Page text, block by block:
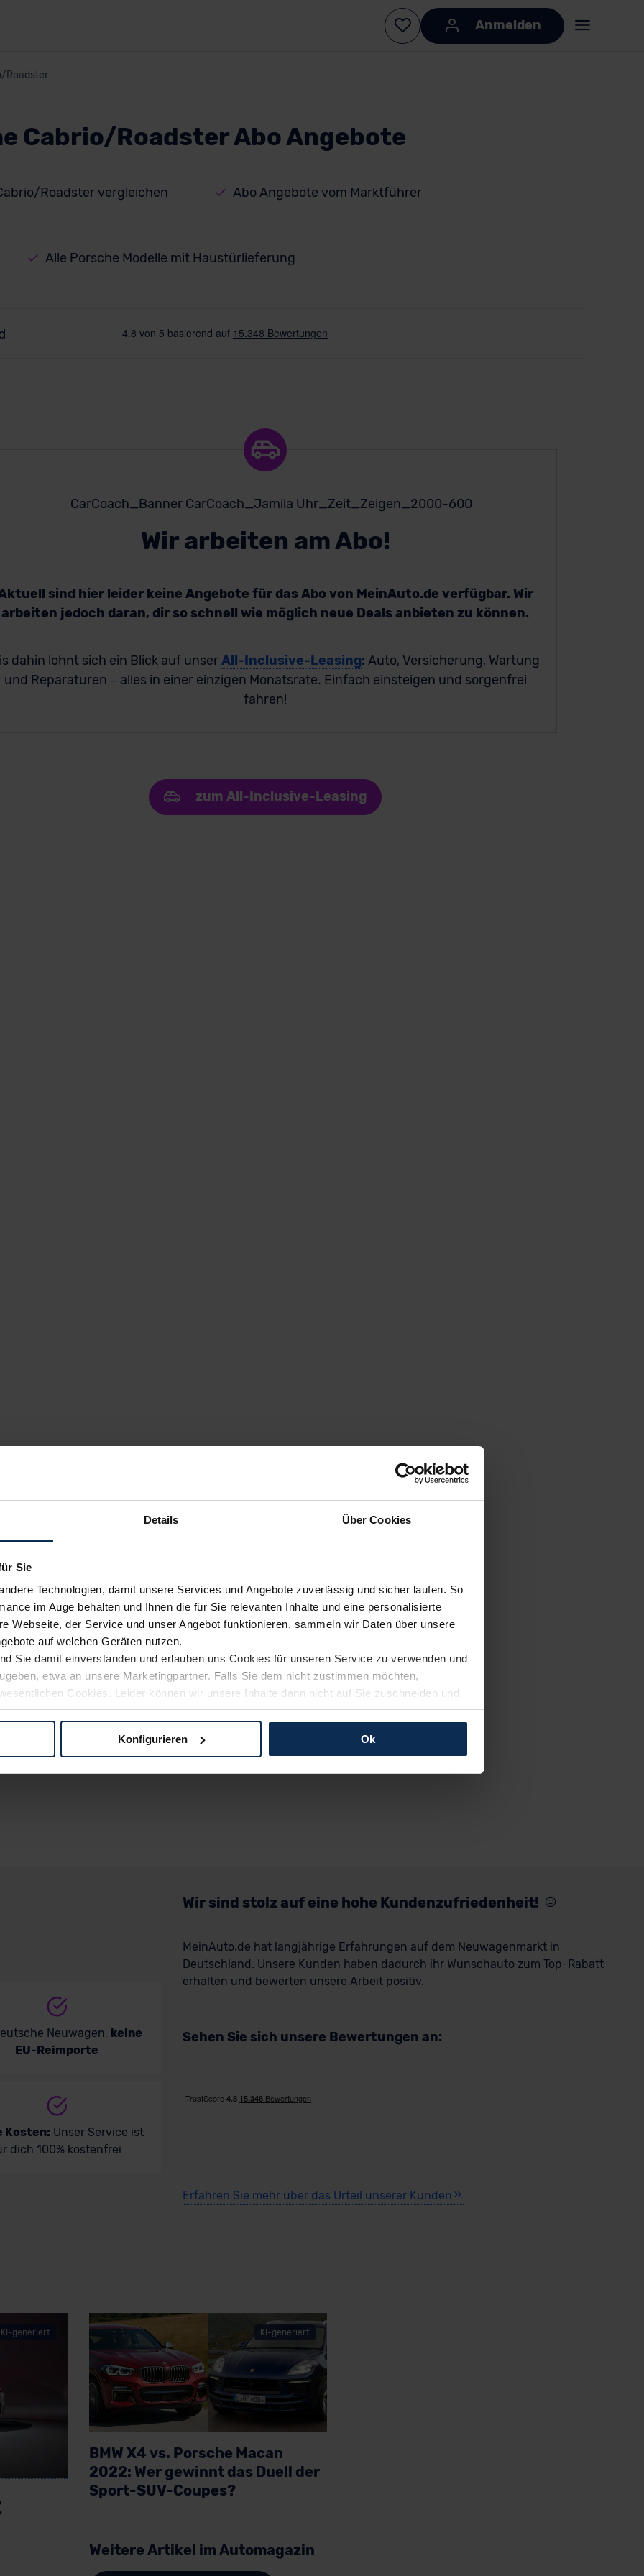
Details Über Cookies
Sie
Technologien, damit unsere Services und Angebote zuverlässig und sicher laufen. So
im Auge behalten und Ihnen die für Sie relevanten Inhalte und eine personalisierte
Webseite, der Service und unser Angebot funktionieren, sammeln wir Daten über unsere
auf welchen Geräten nutzen.
Sie damit einverstanden und erlauben uns Cookies für unseren Service zu verwenden und
etwa an unsere Marketingpartner. Falls Sie dem nicht zustimmen möchten,
Cookies. Leider können wir unsere Inhalte dann nicht auf Sie zuschneiden und
Weg zu Ihrem Neuwagen unterstützen. Sie können die Einstellungen jederzeit anpassen
Konfigurieren Ok
Anmelden
Roadster
Cabrio/Roadster Abo Angebote
Roadster vergleichen Abo Angebote vom Marktführer
Alle Porsche Modelle mit Haustürlieferung
Wir arbeiten am Abo!
sind hier leider keine Angebote für das Abo von MeinAuto.de verfügbar. Wir
arbeiten jedoch daran, dir so schnell wie möglich neue Deals anbieten zu können.
dahin lohnt sich ein Blick auf unserAll-Inclusive-Leasing: Auto, Versicherung, Wartung
und Reparaturen – alles in einer einzigen Monatsrate. Einfach einsteigen und sorgenfrei
fahren!
zum All-Inclusive-Leasing
Neuwagen, keine
EU-Reimporte
Kosten: Unser Service ist
dich 100% kostenfrei
Wir sind stolz auf eine hohe Kundenzufriedenheit!
MeinAuto.de hat langjährige Erfahrungen auf dem Neuwagenmarkt in
Deutschland. Unsere Kunden haben dadurch ihr Wunschauto zum Top-Rabatt
erhalten und bewerten unsere Arbeit positiv.
Sehen Sie sich unsere Bewertungen an:
Erfahren Sie mehr über das Urteil unserer Kunden
KI-generiert KI-generiert
BMW X4 vs. Porsche Macan
2022: Wer gewinnt das Duell der
Sport-SUV-Coupes?
Artikel lesen
Weitere Artikel im Automagazin